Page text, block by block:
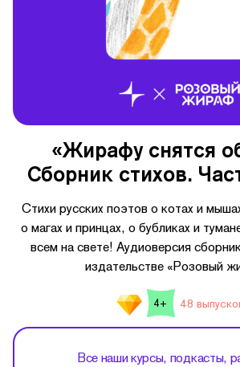
«Жирафу снятся
Сборник стихов.
Стихи русских поэтов о котах и
о магах и принцах, о бубликах и
всем на свете! Аудиоверсия
издательстве «Розовый
4+ 48
Все наши курсы, подкасты,